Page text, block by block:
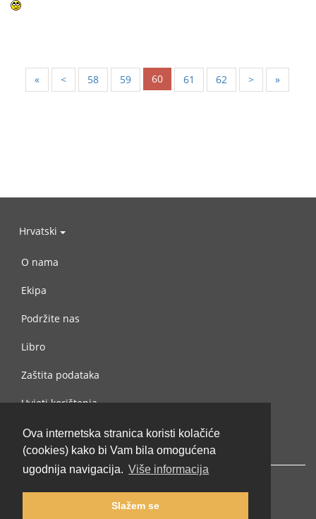
Ova internetska stranica koristi kolačiće
(cookies) kako bi Vam bila omogućena
ugodnija navigacija. Više informacija
Slažem se
« < 58 59 60 61 62 > »
Hrvatski
O nama
Ekipa
Podržite nas
Libro
Zaštita podataka
Uvjeti korištenja
Kontaktiraj nas